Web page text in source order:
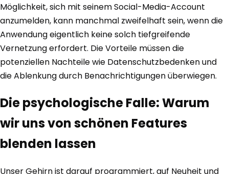
Möglichkeit, sich mit seinem Social-Media-Account
anzumelden, kann manchmal zweifelhaft sein, wenn die
Anwendung eigentlich keine solch tiefgreifende
Vernetzung erfordert. Die Vorteile müssen die
potenziellen Nachteile wie Datenschutzbedenken und
die Ablenkung durch Benachrichtigungen überwiegen.
Die psychologische Falle: Warum
wir uns von schönen Features
blenden lassen
Unser Gehirn ist darauf programmiert, auf Neuheit und